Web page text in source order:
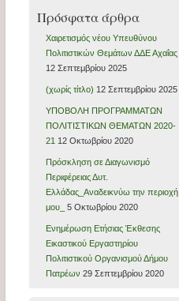
Πρόσφατα άρθρα
Xαιρετισμός νέου Υπευθύνου
Πολιτιστικών Θεμάτων ΔΔΕ Αχαΐας
12 Σεπτεμβρίου 2025
(χωρίς τίτλο) 12 Σεπτεμβρίου 2025
ΥΠΟΒΟΛΗ ΠΡΟΓΡΑΜΜΑΤΩΝ
ΠΟΛΙΤΙΣΤΙΚΩΝ ΘΕΜΑΤΩΝ 2020-
21 12 Οκτωβρίου 2020
Πρόσκληση σε Διαγωνισμό
Περιφέρειας Δυτ.
Ελλάδας_Αναδεικνύω την περιοχή
μου_
5 Οκτωβρίου 2020
Ενημέρωση Ετήσιας Έκθεσης
Εικαστικού Εργαστηρίου
Πολιτιστικού Οργανισμού Δήμου
Πατρέων 29 Σεπτεμβρίου 2020